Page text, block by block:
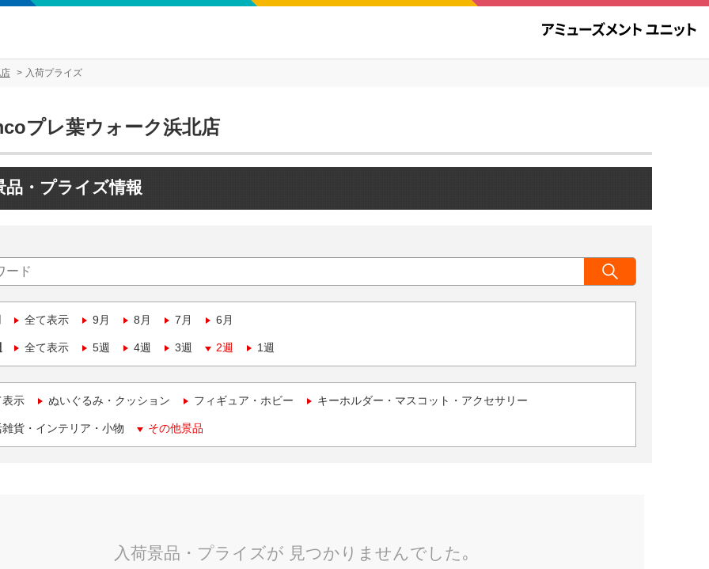
入荷プライズ
プレ葉ウォーク浜北店
品・プライズ情報
全て表示 9月 8月 7月 6月
全て表示 5週 4週 3週 2週 1週
表示 ぬいぐるみ・クッション フィギュア・ホビー キーホルダー・マスコット・アクセサリー
貨・インテリア・小物 その他景品